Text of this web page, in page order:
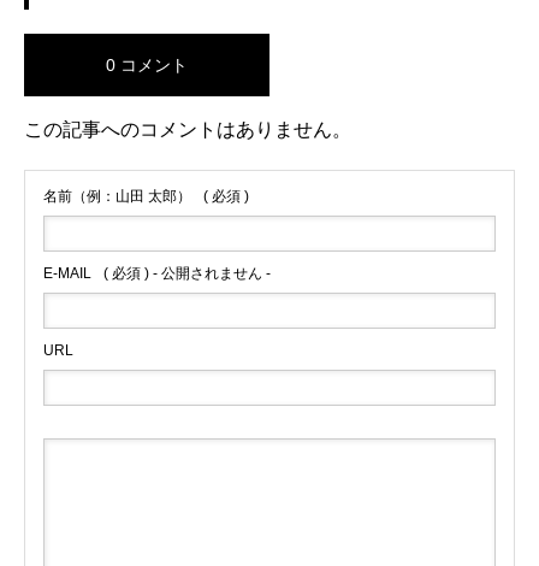
0 コメント
この記事へのコメントはありません。
名前（例：山田 太郎） ( 必須 )
E-MAIL ( 必須 ) - 公開されません -
URL